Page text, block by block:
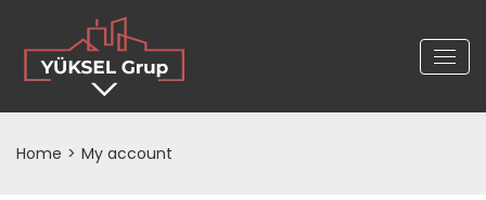
Home > My account